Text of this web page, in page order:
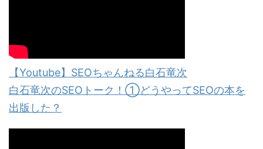
【Youtube】SEOちゃんねる白石竜次
白石竜次のSEOトーク！①どうやってSEOの本を
出版した？